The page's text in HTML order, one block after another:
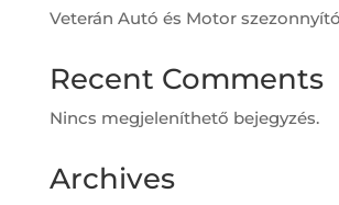
Veterán Autó és Motor
Recent Comments
Nincs megjeleníthető bejegyzés.
Archives